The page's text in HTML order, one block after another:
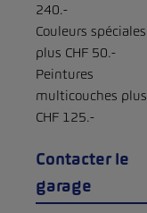
240.-
Couleurs spéciales
plus CHF 50.-
Peintures
multicouches plus
CHF 125.-
Contacter le
garage